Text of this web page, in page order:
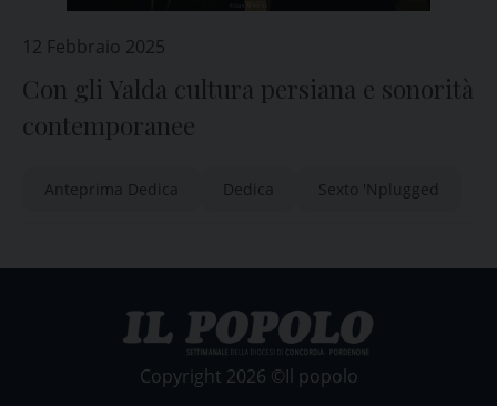
12 Febbraio 2025
Con gli Yalda cultura persiana e sonorità
contemporanee
Anteprima Dedica Dedica Sexto 'Nplugged
Copyright 2026 ©Il popolo